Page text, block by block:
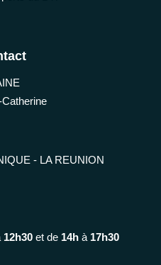
- LA REUNION
12h30 et de 14h à 17h30